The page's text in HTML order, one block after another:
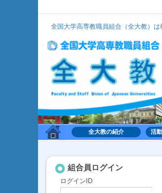
全国大学高専教職員組合（全大教）は
全大教の紹介 活
組合員ログイン
ログインID